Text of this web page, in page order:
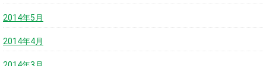
2014年5月
2014年4月